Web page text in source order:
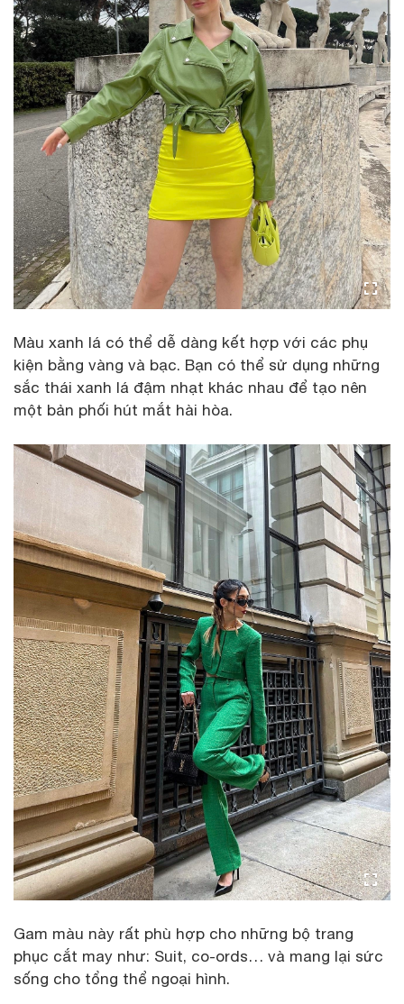
Màu xanh lá có thể dễ dàng kết hợp với các phụ
kiện bằng vàng và bạc. Bạn có thể sử dụng những
sắc thái xanh lá đậm nhạt khác nhau để tạo nên
một bản phối hút mắt hài hòa.
Gam màu này rất phù hợp cho những bộ trang
phục cắt may như: Suit, co-ords… và mang lại sức
sống cho tổng thể ngoại hình.